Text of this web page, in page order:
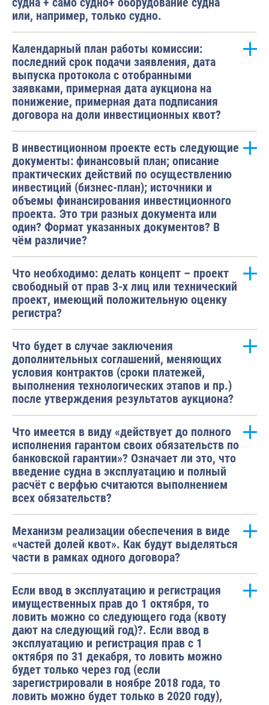
или, например, только судно.
Календарный план работы комиссии:
последний срок подачи заявления, дата
выпуска протокола с отобранными
заявками, примерная дата аукциона на
понижение, примерная дата подписания
договора на доли инвестиционных квот?
В инвестиционном проекте есть следующие
документы: финансовый план; описание
практических действий по осуществлению
инвестиций (бизнес-план); источники и
объемы финансирования инвестиционного
проекта. Это три разных документа или
один? Формат указанных документов? В
чём различие?
Что необходимо: делать концепт – проект
свободный от прав 3-х лиц или технический
проект, имеющий положительную оценку
регистра?
Что будет в случае заключения
дополнительных соглашений, меняющих
условия контрактов (сроки платежей,
выполнения технологических этапов и пр.)
после утверждения результатов аукциона?
Что имеется в виду «действует до полного
исполнения гарантом своих обязательств по
банковской гарантии»? Означает ли это, что
введение судна в эксплуатацию и полный
расчёт с верфью считаются выполнением
всех обязательств?
Механизм реализации обеспечения в виде
«частей долей квот». Как будут выделяться
части в рамках одного договора?
Если ввод в эксплуатацию и регистрация
имущественных прав до 1 октября, то
ловить можно со следующего года (квоту
дают на следующий год)?. Если ввод в
эксплуатацию и регистрация прав с 1
октября по 31 декабря, то ловить можно
будет только через год (если
зарегистрировали в ноябре 2018 года, то
ловить можно будет только в 2020 году),